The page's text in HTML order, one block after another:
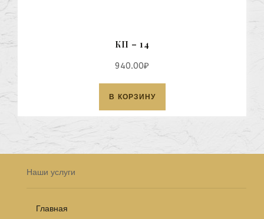
КП – 14
940.00₽
В КОРЗИНУ
Наши услуги
Главная